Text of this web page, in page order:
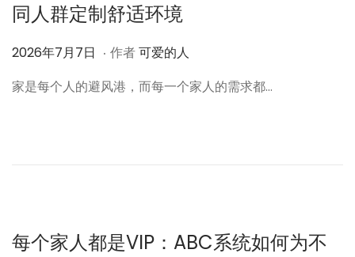
同人群定制舒适环境
作
2026年7月7日 2
2
. 作者可爱的人
家是每个人的避风港，而每一个家人的需求都…
每个家人都是VIP：ABC系统如何为不